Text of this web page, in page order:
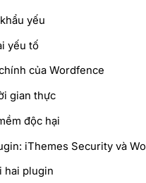
yếu
yếu tố
của Wordfence
gian thực
độc hại
iThemes Security và
hai plugin